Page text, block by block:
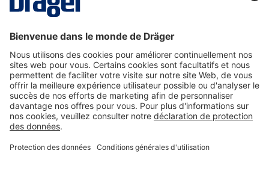
La technologie
Nous contacter
A propos de Dräger
Informations